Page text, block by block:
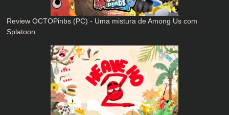
Review OCTOPinbs (PC) - Uma mistura de Among Us com
Splatoon